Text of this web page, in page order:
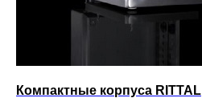
Компактные корпуса RITTAL